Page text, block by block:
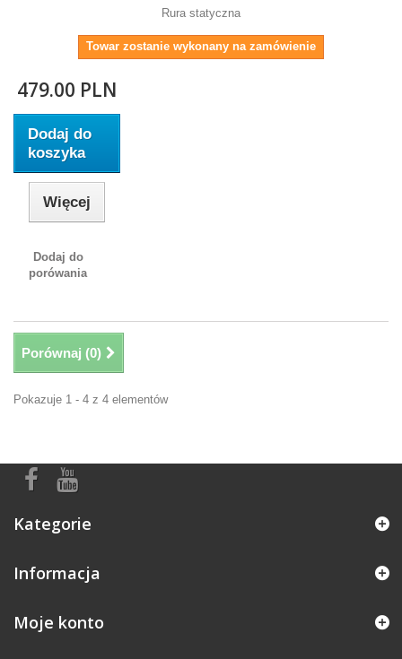
Rura statyczna
Towar zostanie wykonany na zamówienie
479.00 PLN
Dodaj do
koszyka
Więcej
Dodaj do
porówania
Porównaj (0)
Pokazuje 1 - 4 z 4 elementów
Kategorie
Informacja
Moje konto